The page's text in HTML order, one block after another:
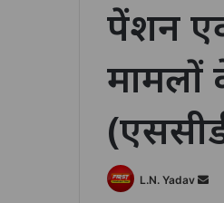
पेंशन
मामलों
L.N. Yadav